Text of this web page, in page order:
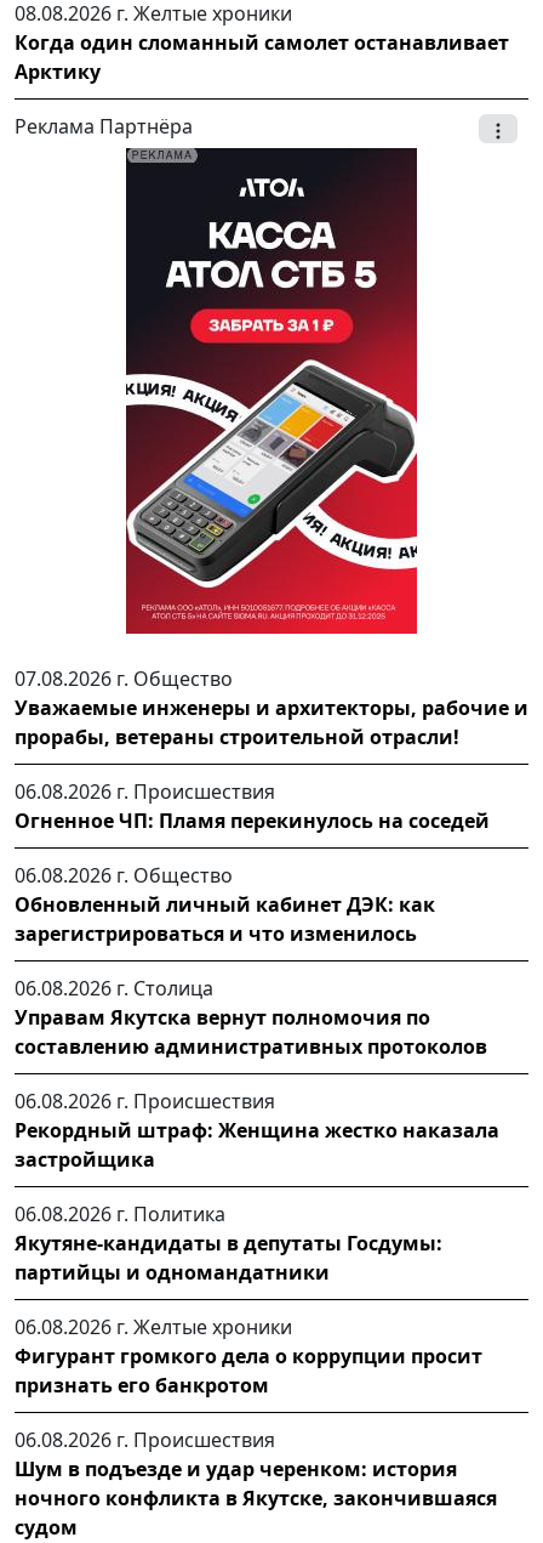
08.08.2026 г. Желтые хроники
Когда один сломанный самолет останавливает
Арктику
Реклама Партнёра
07.08.2026 г. Общество
Уважаемые инженеры и архитекторы, рабочие и
прорабы, ветераны строительной отрасли!
06.08.2026 г. Происшествия
Огненное ЧП: Пламя перекинулось на соседей
06.08.2026 г. Общество
Обновленный личный кабинет ДЭК: как
зарегистрироваться и что изменилось
06.08.2026 г. Столица
Управам Якутска вернут полномочия по
составлению административных протоколов
06.08.2026 г. Происшествия
Рекордный штраф: Женщина жестко наказала
застройщика
06.08.2026 г. Политика
Якутяне-кандидаты в депутаты Госдумы:
партийцы и одномандатники
06.08.2026 г. Желтые хроники
Фигурант громкого дела о коррупции просит
признать его банкротом
06.08.2026 г. Происшествия
Шум в подъезде и удар черенком: история
ночного конфликта в Якутске, закончившаяся
судом